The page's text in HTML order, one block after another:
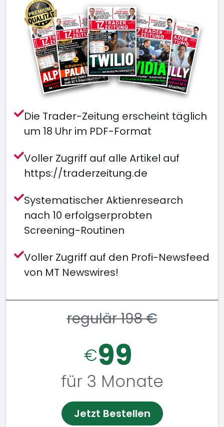
Die Trader-Zeitung erscheint täglich
um 18 Uhr im PDF-Format
Voller Zugriff auf alle Artikel auf
https://traderzeitung.de
Systematischer Aktienresearch
nach 10 erfolgserprobten
Screening-Routinen
Voller Zugriff auf den Profi-Newsfeed
von MT Newswires!
regulär 198 €
€99
für 3 Monate
Jetzt Bestellen